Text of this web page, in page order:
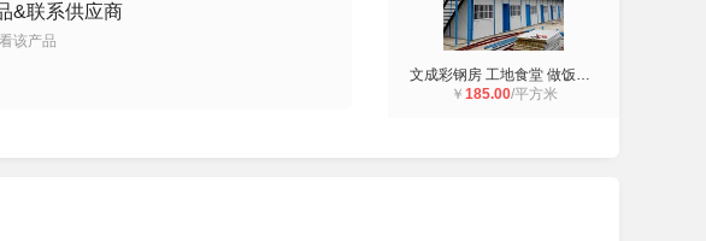
&联系供应商
该产品
文成彩钢房 工地食堂 做饭板房搭建
￥ 185.00/平方米